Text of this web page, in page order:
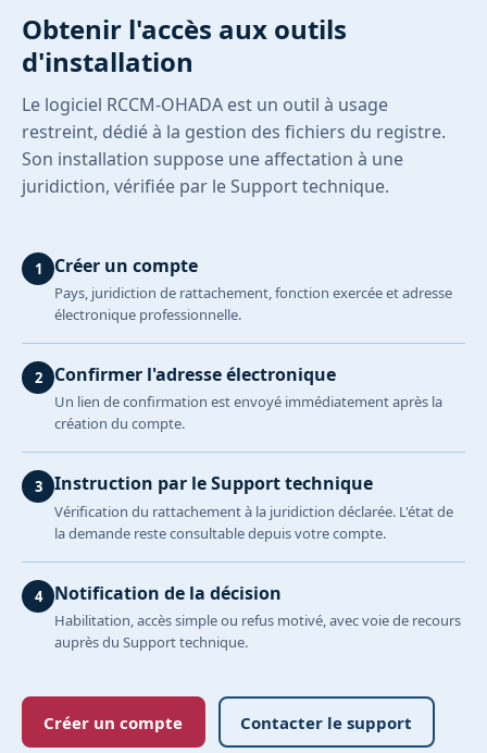
Obtenir l'accès aux outils
d'installation
Le logiciel RCCM-OHADA est un outil à usage
restreint, dédié à la gestion des fichiers du registre.
Son installation suppose une affectation à une
juridiction, vérifiée par le Support technique.
Créer un compte
Pays, juridiction de rattachement, fonction exercée et adresse
électronique professionnelle.
Confirmer l'adresse électronique
Un lien de confirmation est envoyé immédiatement après la
création du compte.
Instruction par le Support technique
Vérification du rattachement à la juridiction déclarée. L'état de
la demande reste consultable depuis votre compte.
Notification de la décision
Habilitation, accès simple ou refus motivé, avec voie de recours
auprès du Support technique.
Créer un compte Contacter le support